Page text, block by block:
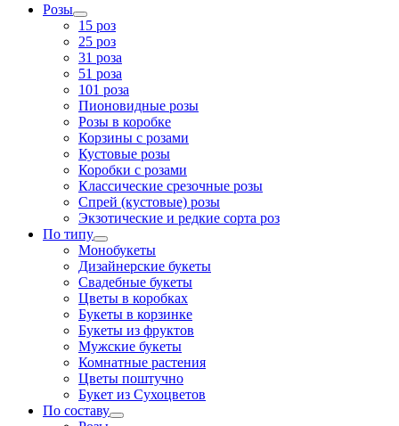
Розы
15 роз
25 роз
31 роза
51 роза
101 роза
Пионовидные розы
Розы в коробке
Корзины с розами
Кустовые розы
Коробки с розами
Классические срезочные розы
Спрей (кустовые) розы
Экзотические и редкие сорта роз
По типу
Монобукеты
Дизайнерские букеты
Свадебные букеты
Цветы в коробках
Букеты в корзинке
Букеты из фруктов
Мужские букеты
Комнатные растения
Цветы поштучно
Букет из Сухоцветов
По составу